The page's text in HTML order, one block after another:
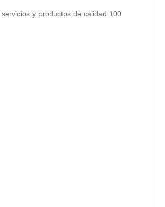
y productos de calidad 100